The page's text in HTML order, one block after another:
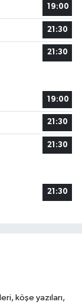
19:00
21:30
21:30
19:00
21:30
21:30
21:30
köşe yazıları,